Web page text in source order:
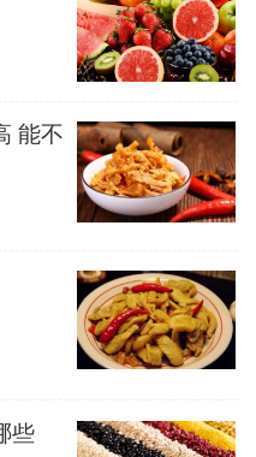
能不
些